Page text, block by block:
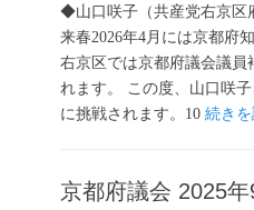
日
◆山口咲子（共産党右京区
来春2026年4月には京都府
右京区では京都府議会議員
れます。 この度、山口咲
に挑戦されます。10 続き
京都府議会 2025